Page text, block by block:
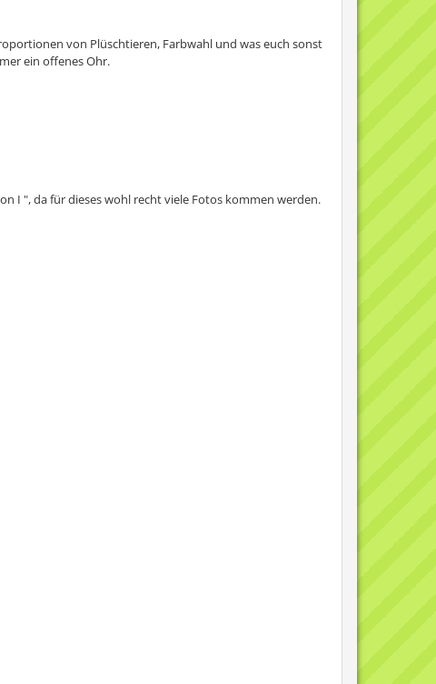
von Plüschtieren, Farbwahl und was euch sonst
ein offenes Ohr.
I ", da für dieses wohl recht viele Fotos kommen werden.